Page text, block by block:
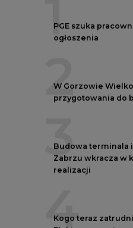
1
PGE szuka
ogłoszenia
2
W Gorzowie
przygotowania do
3
Budowa terminala
Zabrzu wkracza w
realizacji
4
Kogo teraz